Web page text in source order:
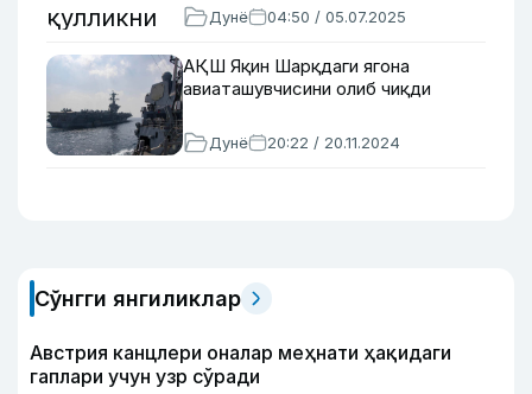
Дунё 04:50 / 05.07.2025
АҚШ Яқин Шарқдаги ягона
авиаташувчисини олиб чиқди
Дунё 20:22 / 20.11.2024
Сўнгги янгиликлар
Австрия канцлери оналар меҳнати ҳақидаги
гаплари учун узр сўради